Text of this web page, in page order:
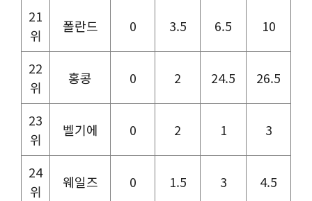
21
위
폴란드 0 3.5 6.5 10
22
위
홍콩 0 2 24.5 26.5
23
위
벨기에 0 2 1 3
24
위
웨일즈 0 1.5 3 4.5